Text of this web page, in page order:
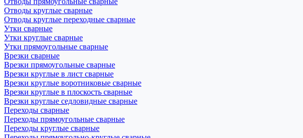
Отводы круглые сварные
Отводы круглые переходные сварные
Утки сварные
Утки круглые сварные
Утки прямоугольные сварные
Врезки сварные
Врезки прямоугольные сварные
Врезки круглые в лист сварные
Врезки круглые воротниковые сварные
Врезки круглые в плоскость сварные
Врезки круглые седловидные сварные
Переходы сварные
Переходы прямоугольные сварные
Переходы круглые сварные